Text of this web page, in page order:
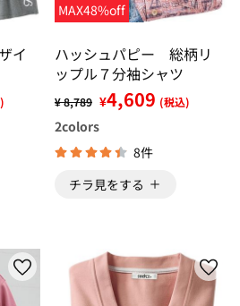
イ
MAX48%off
ハッシュパピー 総柄リ
ップル７分袖シャツ
¥ 8,789 ¥4,609 (税込)
2colors
8件
チラ見をする